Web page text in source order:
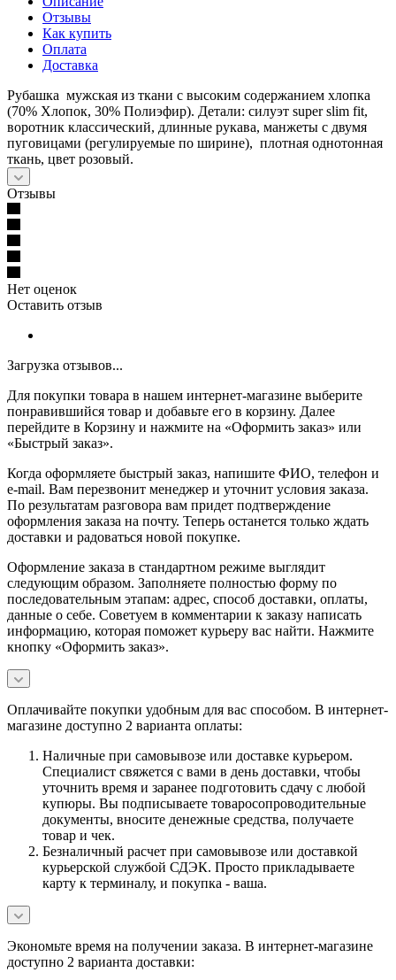
Отзывы
Как купить
Оплата
Доставка
Рубашка мужская из ткани с высоким содержанием хлопка
(70% Хлопок, 30% Полиэфир). Детали: силуэт super slim fit,
воротник классический, длинные рукава, манжеты с двумя
пуговицами (регулируемые по ширине), плотная однотонная
ткань, цвет розовый.
Отзывы
Нет оценок
Оставить отзыв
Загрузка отзывов...
Для покупки товара в нашем интернет-магазине выберите
понравившийся товар и добавьте его в корзину. Далее
перейдите в Корзину и нажмите на «Оформить заказ» или
«Быстрый заказ».
Когда оформляете быстрый заказ, напишите ФИО, телефон и
e-mail. Вам перезвонит менеджер и уточнит условия заказа.
По результатам разговора вам придет подтверждение
оформления заказа на почту. Теперь останется только ждать
доставки и радоваться новой покупке.
Оформление заказа в стандартном режиме выглядит
следующим образом. Заполняете полностью форму по
последовательным этапам: адрес, способ доставки, оплаты,
данные о себе. Советуем в комментарии к заказу написать
информацию, которая поможет курьеру вас найти. Нажмите
кнопку «Оформить заказ».
Оплачивайте покупки удобным для вас способом. В интернет-
магазине доступно 2 варианта оплаты:
Наличные при самовывозе или доставке курьером.
Специалист свяжется с вами в день доставки, чтобы
уточнить время и заранее подготовить сдачу с любой
купюры. Вы подписываете товаросопроводительные
документы, вносите денежные средства, получаете
товар и чек.
Безналичный расчет при самовывозе или доставкой
курьерской службой СДЭК. Просто прикладываете
карту к терминалу, и покупка - ваша.
Экономьте время на получении заказа. В интернет-магазине
доступно 2 варианта доставки: